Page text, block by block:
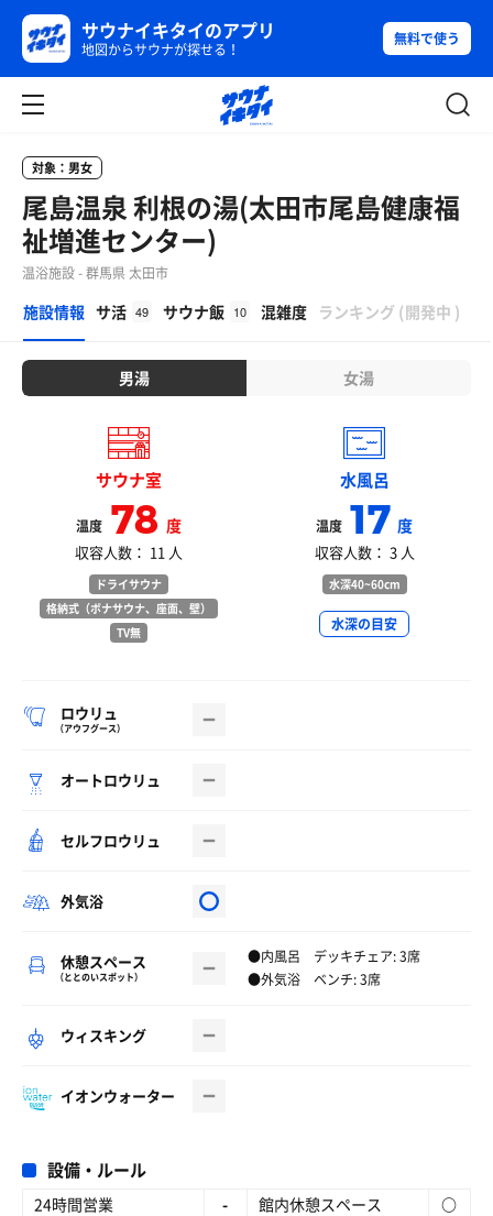
サウナイキタイのアプリ
地図からサウナが探せる！
無料で使う
対象：男女
尾島温泉 利根の湯(太田市尾島健康福
祉増進センター)
温浴施設 - 群馬県 太田市
施設情報 サ活 49 サウナ飯 10 混雑度 ランキング (開発中 )
男湯 女湯
サウナ室
温度 78度
収容人数： 11 人
ドライサウナ
格納式（ボナサウナ、座面、壁）
TV無
水風呂
温度 17度
収容人数： 3 人
水深40~60cm
水深の目安
ロウリュ
（アウフグース）
オートロウリュ
セルフロウリュ
外気浴
休憩スペース
（ととのいスポット）
●内風呂 デッキチェア: 3席
●外気浴 ベンチ: 3席
ウィスキング
イオンウォーター
設備・ルール
24時間営業 - 館内休憩スペース
○